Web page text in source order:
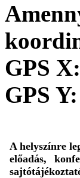
GPS X:
GPS Y:
A helyszínre
előadás,